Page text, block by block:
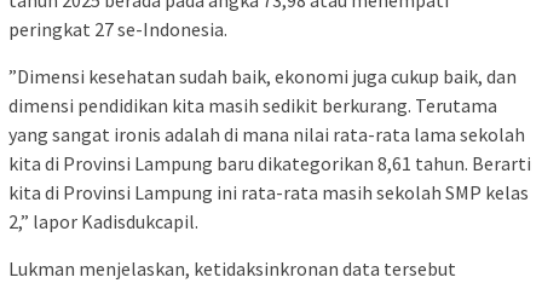
peringkat 27 se-Indonesia.
​”Dimensi kesehatan sudah baik, ekonomi juga cukup baik, dan
dimensi pendidikan kita masih sedikit berkurang. Terutama
yang sangat ironis adalah di mana nilai rata-rata lama sekolah
kita di Provinsi Lampung baru dikategorikan 8,61 tahun. Berarti
kita di Provinsi Lampung ini rata-rata masih sekolah SMP kelas
2,” lapor Kadisdukcapil.
Lukman menjelaskan, ketidaksinkronan data tersebut